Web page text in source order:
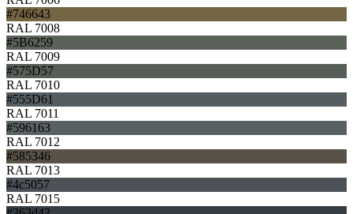
#746643
RAL 7008
#5B6259
RAL 7009
#575D57
RAL 7010
#555D61
RAL 7011
#596163
RAL 7012
#585346
RAL 7013
#4c5057
RAL 7015